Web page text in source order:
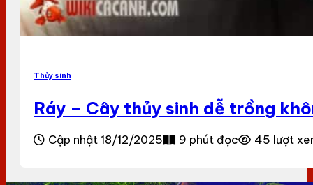
Thủy sinh
Ráy – Cây thủy sinh dễ trồng
Cập nhật 18/12/2025 9 phút đọc 45 lượt